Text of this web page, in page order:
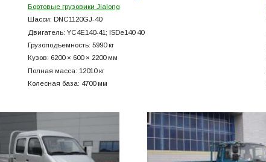
Бортовые грузовики Jialong
Шасси: DNC1120GJ-40
Двигатель: YC4E140-41; ISDe140 40
Грузоподъемность: 5990 кг
Кузов: 6200 × 600 × 2200 мм
Полная масса: 12010 кг
Колесная база: 4700 мм